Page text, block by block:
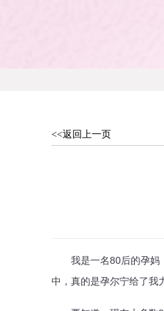
<<返回上一页
我是一名80后的孕妈，
中，真的是孕尔宁给了我